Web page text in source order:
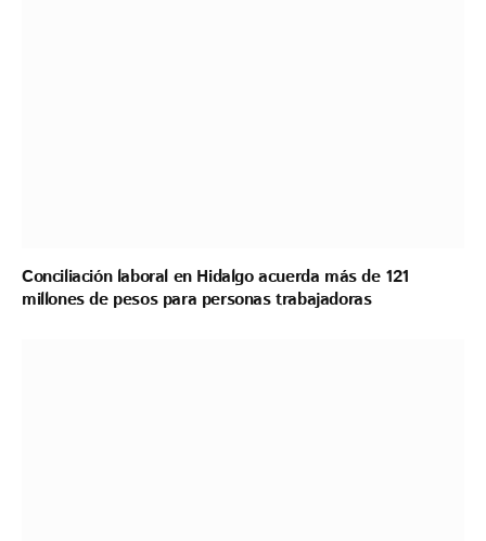
Conciliación laboral en Hidalgo acuerda más de 121
millones de pesos para personas trabajadoras